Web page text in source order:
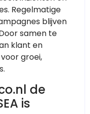
Regelmatige
blijven
samen te
klant en
groei,
de
is